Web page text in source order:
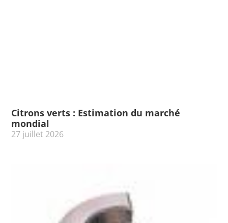
Citrons verts : Estimation du marché
mondial
27 juillet 2026